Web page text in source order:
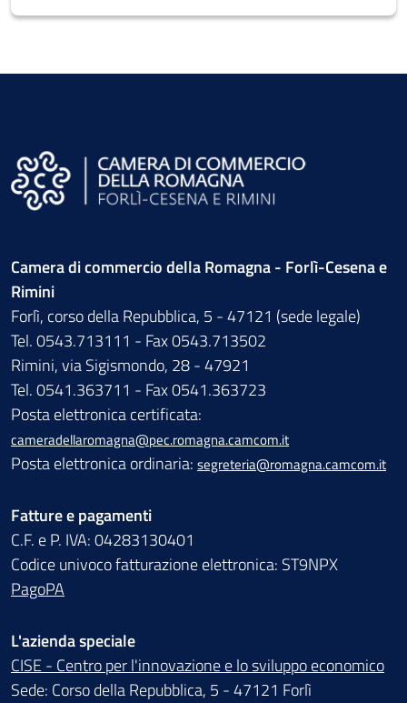
Camera di commercio della Romagna - Forlì-Cesena e
Rimini
Forlì, corso della Repubblica, 5 - 47121 (sede legale)
Tel. 0543.713111 - Fax 0543.713502
Rimini, via Sigismondo, 28 - 47921
Tel. 0541.363711 - Fax 0541.363723
Posta elettronica certificata:
cameradellaromagna@pec.romagna.camcom.it
Posta elettronica ordinaria: segreteria@romagna.camcom.it
Fatture e pagamenti
C.F. e P. IVA: 04283130401
Codice univoco fatturazione elettronica: ST9NPX
PagoPA
L'azienda speciale
CISE - Centro per l'innovazione e lo sviluppo economico
Sede: Corso della Repubblica, 5 - 47121 Forlì